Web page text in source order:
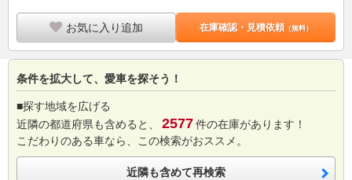
お気に入り追加 在庫確認・見積依頼（無料）
条件を拡大して、愛車を探そう！
■探す地域を広げる
近隣の都道府県も含めると、
2577件の在庫があります！
こだわりのある車なら、この検索がおススメ。
近隣も含めて再検索